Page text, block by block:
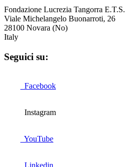
Fondazione Lucrezia Tangorra E.T.S.
Viale Michelangelo Buonarroti, 26
28100 Novara (No)
Italy
Seguici su:
Facebook
Instagram
YouTube
Linkedin